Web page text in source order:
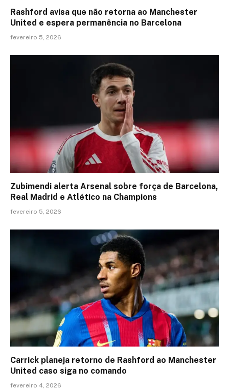
Rashford avisa que não retorna ao Manchester
United e espera permanência no Barcelona
fevereiro 5, 2026
Zubimendi alerta Arsenal sobre força de Barcelona,
Real Madrid e Atlético na Champions
fevereiro 5, 2026
Carrick planeja retorno de Rashford ao Manchester
United caso siga no comando
fevereiro 4, 2026